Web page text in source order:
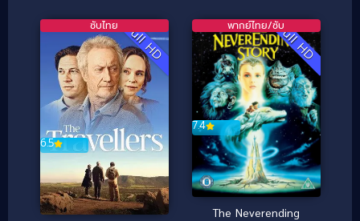
Full HD
6.5
ซับไทย Full HD
7.4
พากย์ไทย/ซับ
The Neverending